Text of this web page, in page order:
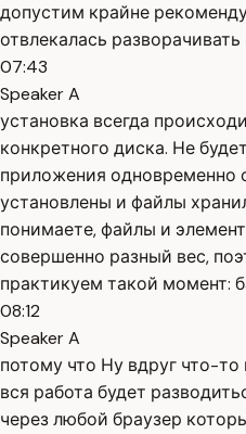
допустим крайне
отвлекалась
07:43
Speaker A
установка всегда
конкретного диска. Не
приложения одновременно
установлены и файлы
понимаете, файлы и
совершенно разный вес,
практикуем такой момент:
08:12
Speaker A
потому что Ну вдруг что-
вся работа будет
через любой браузер